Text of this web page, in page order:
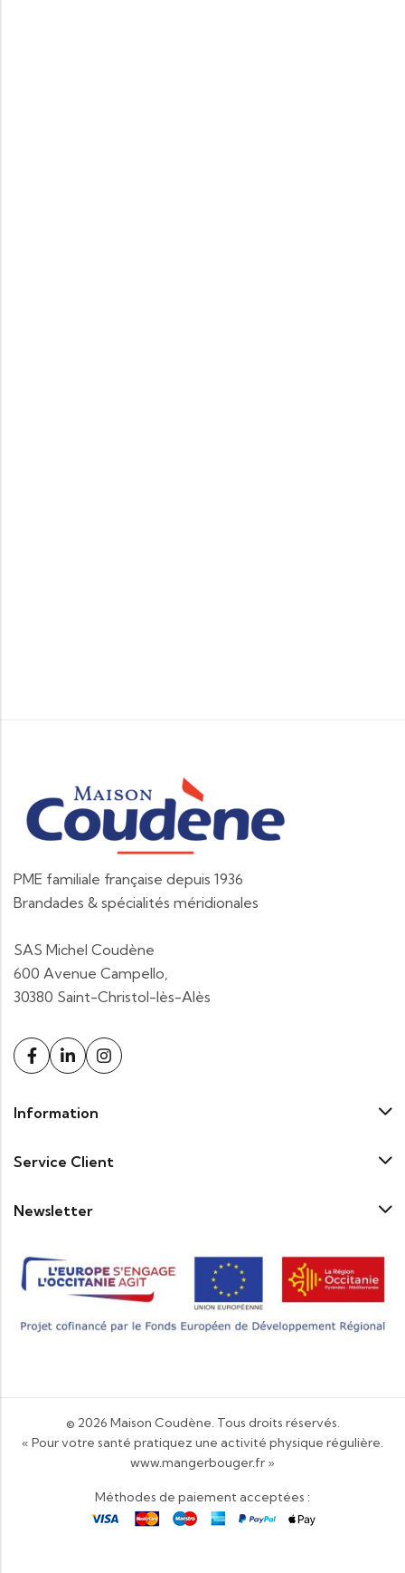
PME familiale française depuis 1936
Brandades & spécialités méridionales
SAS Michel Coudène
600 Avenue Campello,
30380 Saint-Christol-lès-Alès
Information
Service Client
Newsletter
© 2026 Maison Coudène. Tous droits réservés.
« Pour votre santé pratiquez une activité physique régulière.
www.mangerbouger.fr »
Méthodes de paiement acceptées :